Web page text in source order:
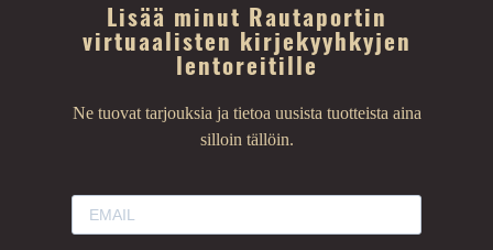
Lisää minut Rautaportin
virtuaalisten kirjekyyhkyjen
lentoreitille
Ne tuovat tarjouksia ja tietoa uusista tuotteista aina
silloin tällöin.